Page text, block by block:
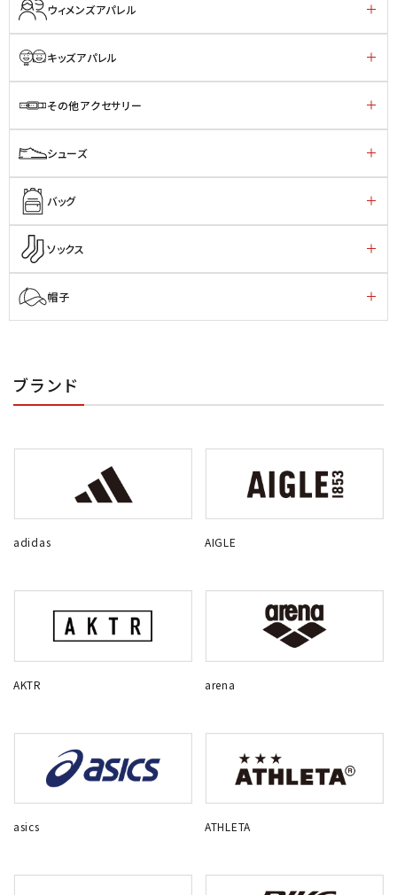
ウィメンズアパレル
キッズアパレル
その他アクセサリー
シューズ
バッグ
ソックス
帽子
ブランド
adidas AIGLE
AKTR arena
asics ATHLETA